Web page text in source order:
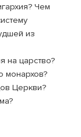
Чем
из
на царство?
монархов?
Церкви?